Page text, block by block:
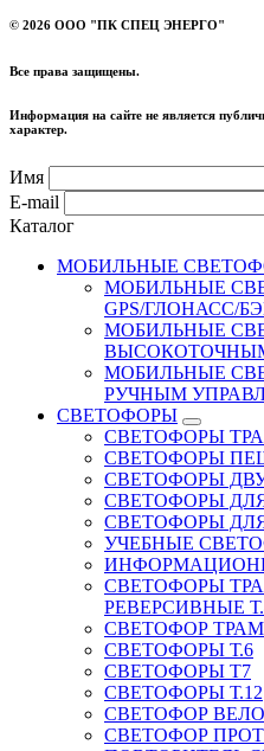
© 2026 ООО "ПК СПЕЦ ЭНЕРГО"
Все права защищены.
Информация на сайте не является
характер.
Имя
E-mail
Каталог
МОБИЛЬНЫЕ
МОБИЛЬНЫЕ
GPS/ГЛОНАСС/
МОБИЛЬНЫЕ
МОБИЛЬНЫЕ
РУЧНЫМ
СВЕТОФОРЫ
СВЕТОФОРЫ
СВЕТОФОРЫ
СВЕТОФОРЫ
СВЕТОФОРЫ
СВЕТОФОРЫ
УЧЕБНЫЕ
СВЕТОФОРЫ
РЕВЕРСИВНЫЕ
СВЕТОФОР
СВЕТОФОРЫ Т.6
СВЕТОФОРЫ Т7
СВЕТОФОРЫ Т.12
СВЕТОФОР
СВЕТОФОР